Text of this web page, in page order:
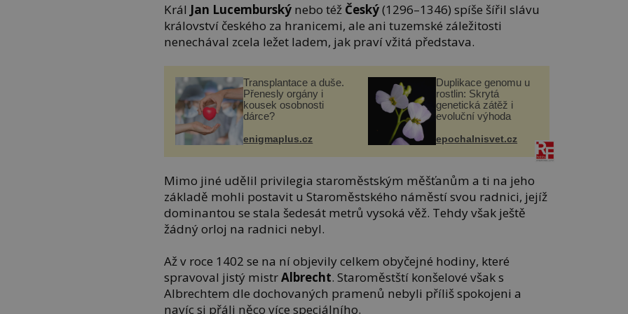
Král Jan Lucemburský nebo též Český(1296–1346) spíše šířil slávu
království českého za hranicemi, ale ani tuzemské záležitosti
nenechával zcela ležet ladem, jak praví vžitá představa.
Transplantace a duše.
Přenesly orgány i
kousek osobnosti
dárce?
enigmaplus.cz
Duplikace genomu u
rostlin: Skrytá
genetická zátěž i
evoluční výhoda
epochalnisvet.cz
Mimo jiné udělil privilegia staroměstským měšťanům a ti na jeho
základě mohli postavit u Staroměstského náměstí svou radnici, jejíž
dominantou se stala šedesát metrů vysoká věž. Tehdy však ještě
žádný orloj na radnici nebyl.
Až v roce 1402 se na ní objevily celkem obyčejné hodiny, které
spravoval jistý mistrAlbrecht. Staroměstští konšelové však s
Albrechtem dle dochovaných pramenů nebyli příliš spokojeni a
navíc si přáli něco více speciálního.